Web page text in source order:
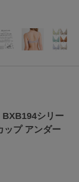
シリー
ップ アンダー